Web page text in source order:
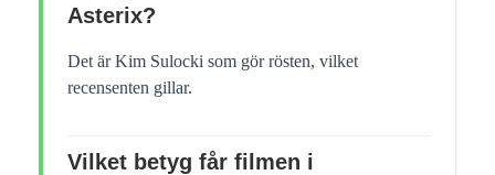
Asterix?
Det är Kim Sulocki som gör rösten, vilket
recensenten gillar.
Vilket betyg får filmen i